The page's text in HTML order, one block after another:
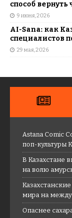
способ вернуть
9 июня, 2026
AI-Sana: как
специалистов
29 мая, 2026
Astana Comic
поп-культуры
В Казахстане
на волю
мира на
Опаснее